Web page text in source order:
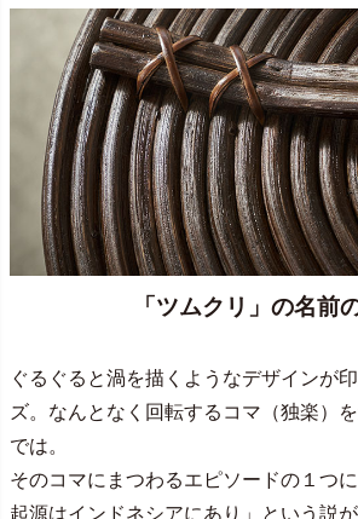
「ツムクリ」の名前
ぐるぐると渦を描くようなデザインが
ズ。なんとなく回転するコマ（独楽）
では。
そのコマにまつわるエピソードの１つ
起源はインドネシアにあり」という説